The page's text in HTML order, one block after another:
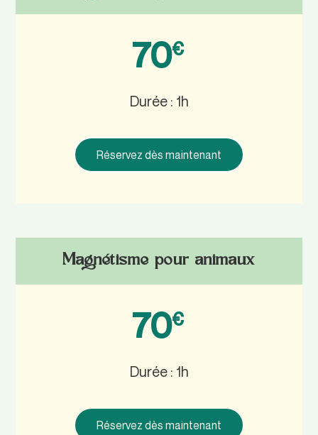
70€
Durée : 1h
Réservez dès maintenant
Magnétisme pour animaux
70€
Durée : 1h
Réservez dès maintenant